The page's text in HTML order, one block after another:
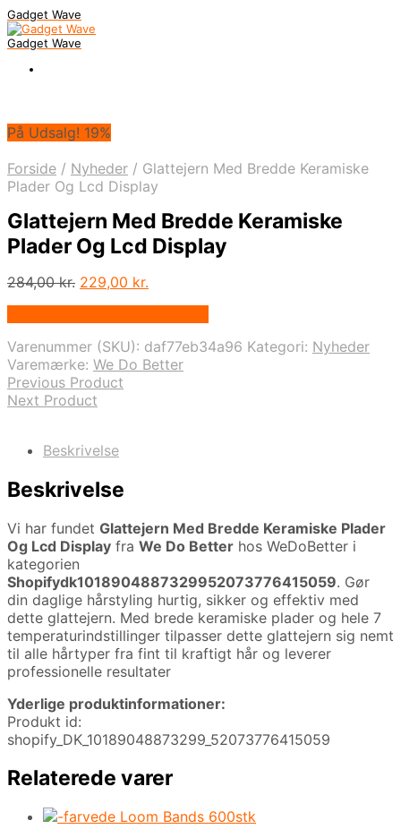
Gadget Wave
Gadget Wave
På Udsalg! 19%
Forside / Nyheder / Glattejern Med Bredde Keramiske
Plader Og Lcd Display
Glattejern Med Bredde Keramiske
Plader Og Lcd Display
284,00kr. Den
284,00 kr..
229,00 kr.
229,00 kr..
Varenummer (SKU): daf77eb34a96 Kategori: Nyheder
Varemærke: We Do Better
Previous Product
Next Product
Beskrivelse
Beskrivelse
Vi har fundet Glattejern Med Bredde Keramiske Plader
Og Lcd Display fra We Do Better hos WeDoBetter i
kategorien
Shopifydk1018904887329952073776415059. Gør
din daglige hårstyling hurtig, sikker og effektiv med
dette glattejern. Med brede keramiske plader og hele 7
temperaturindstillinger tilpasser dette glattejern sig nemt
til alle hårtyper fra fint til kraftigt hår og leverer
professionelle resultater
Yderlige produktinformationer:
Produkt id:
shopify_DK_10189048873299_52073776415059
Relaterede varer